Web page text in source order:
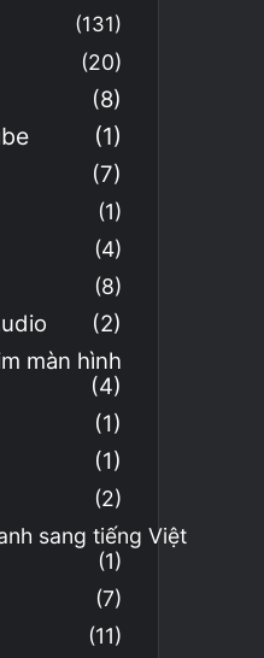
(131)
(20)
(8)
(1)
(7)
(1)
(4)
(8)
(2)
màn hình
(4)
(1)
(1)
(2)
sang tiếng Việt
(1)
(7)
(11)